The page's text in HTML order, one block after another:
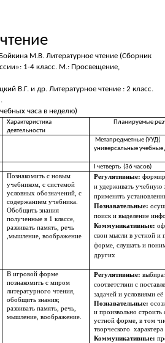
М.В. Литературное чтение (Сборник
1-4 класс. М.: Просвещение,
В.Г. и др. Литературное чтение : 2 класс.
часа в неделю)
Характеристика
деятельности
Планируемые
Метапредметные (УУД(
универсальные учебные
I четверть (36 часов)
Познакомить с новым
учебником, с системой
условных обозначений, с
содержанием учебника.
Обобщить знания
полученные в 1 классе,
развивать память, речь
,мышление, воображение
Регулятивные:
и удерживать учебную
применять
Познавательные:
поиск и выделение
Коммуникативные:
свои мысли в устной и
форме, слушать и
других
В игровой форме
познакомить с миром
литературного чтения,
обобщить знания;
развивать память, речь,
мышление, воображение.
Регулятивные:
соответствии с
задачей и условиями её
Познавательные:
и произвольно строить
устной форме, в том
творческого характера
Коммуникативные: